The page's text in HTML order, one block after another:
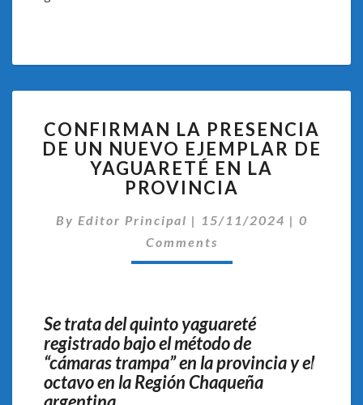
LA
PRESENCIA
DE
UN
EJEMPLAR
DE
CONFIRMAN LA PRESENCIA
DE UN NUEVO EJEMPLAR DE
YAGUARETÉ EN LA
PROVINCIA
By Editor Principal | 15/11/2024 | 0
Comments
Se trata del quinto yaguareté
registrado bajo el método de
“cámaras trampa” en la provincia y el
octavo en la Región Chaqueña